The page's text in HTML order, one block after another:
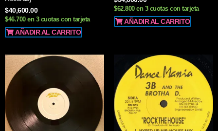
$40,600.00
$46.700 en 3 cuotas con tarjeta
AÑADIR AL CARRITO
$62.800 en 3 cuotas con tarjeta
AÑADIR AL CARRITO